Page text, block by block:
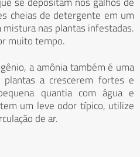
cheias de detergente em um
nas plantas infestadas.
muito tempo.
a amônia também é uma
a crescerem fortes e
quantia com água e
um leve odor típico, utilize
de ar.